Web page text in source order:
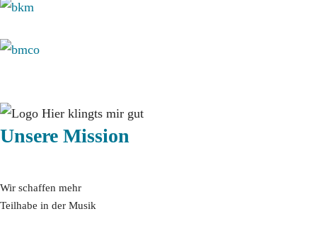
Unsere Mission
Wir schaffen mehr
Teilhabe in der Musik